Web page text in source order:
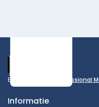
Footer
Een uitgave van Professional
Informatie